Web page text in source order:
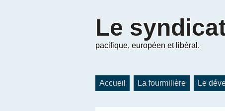
Le
pacifique, européen et libéral.
Accueil La fourmilière Le